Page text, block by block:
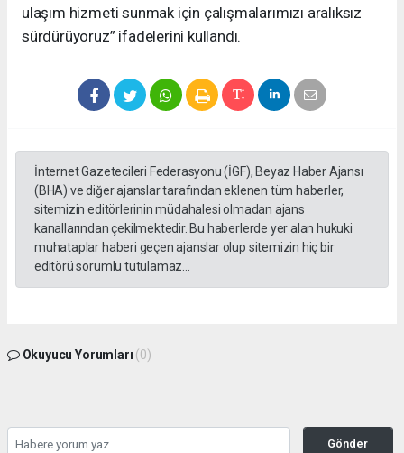
ulaşım hizmeti sunmak için çalışmalarımızı aralıksız
sürdürüyoruz” ifadelerini kullandı.
İnternet Gazetecileri Federasyonu (İGF), Beyaz Haber Ajansı
(BHA) ve diğer ajanslar tarafından eklenen tüm haberler,
sitemizin editörlerinin müdahalesi olmadan ajans
kanallarından çekilmektedir. Bu haberlerde yer alan hukuki
muhataplar haberi geçen ajanslar olup sitemizin hiç bir
editörü sorumlu tutulamaz...
Okuyucu Yorumları (0)
Gönder